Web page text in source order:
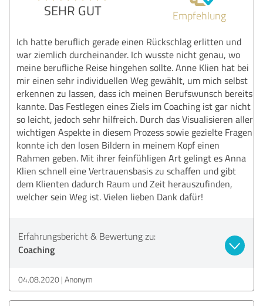
SEHR GUT Empfehlung
Ich hatte beruflich gerade einen Rückschlag erlitten und
war ziemlich durcheinander. Ich wusste nicht genau, wo
meine berufliche Reise hingehen sollte. Anne Klien hat bei
mir einen sehr individuellen Weg gewählt, um mich selbst
erkennen zu lassen, dass ich meinen Berufswunsch bereits
kannte. Das Festlegen eines Ziels im Coaching ist gar nicht
so leicht, jedoch sehr hilfreich. Durch das Visualisieren aller
wichtigen Aspekte in diesem Prozess sowie gezielte Fragen
konnte ich den losen Bildern in meinem Kopf einen
Rahmen geben. Mit ihrer feinfühligen Art gelingt es Anna
Klien schnell eine Vertrauensbasis zu schaffen und gibt
dem Klienten dadurch Raum und Zeit herauszufinden,
welcher sein Weg ist. Vielen lieben Dank dafür!
Erfahrungsbericht & Bewertung zu:
Coaching
04.08.2020 Anonym